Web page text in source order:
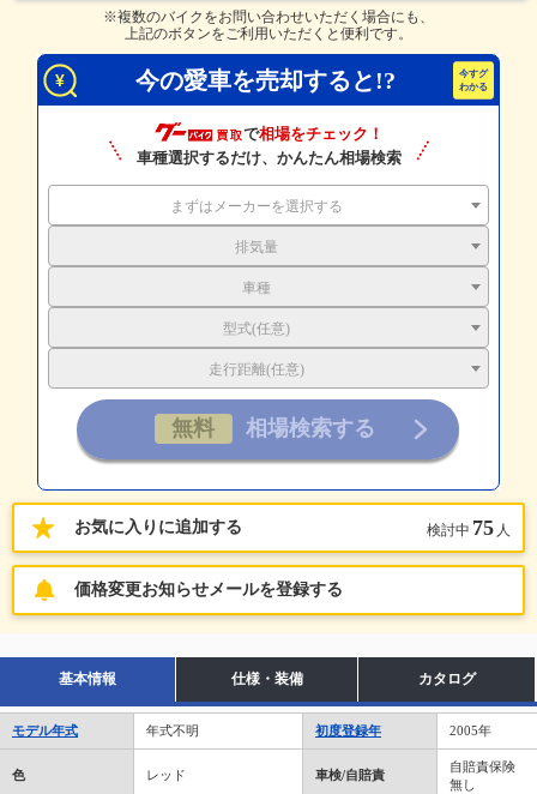
※複数のバイクをお問い合わせいただく場合にも、
上記のボタンをご利用いただくと便利です。
今の愛車を売却すると!?
で相場をチェック！
車種選択するだけ、かんたん相場検索
まずはメーカーを選択する
排気量
車種
型式(任意)
走行距離(任意)
お気に入りに追加する 検討中 75 人
価格変更お知らせメールを登録する
基本情報 仕様・装備 カタログ
モデル年式 年式不明 初度登録年 2005年
色 レッド 車検/自賠責
自賠責保険
無し